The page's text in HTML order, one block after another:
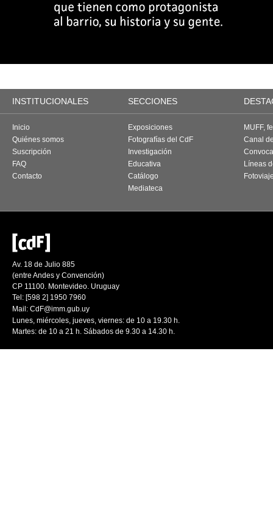
INSTITUCIONALES SECCIONES
Inicio
Quiénes somos
Suscripción
FAQ
Contacto
Exposiciones
Fotografías del CdF
Investigación
Educativa
Catálogo
Mediateca
MUFF,
Canal
Líneas
Av. 18 de Julio 885
(entre Andes y Convención)
CP 11100. Montevideo. Uruguay
Tel: [598 2] 1950 7960
Mail: CdF@imm.gub.uy
Lunes, miércoles, jueves, viernes: de 10 a 19.30 h.
Martes: de 10 a 21 h. Sábados de 9.30 a 14.30 h.